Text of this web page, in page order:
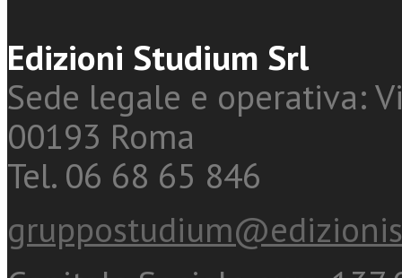
Edizioni Studium Srl
Sede legale e operativa:
00193 Roma
Tel. 06 68 65 846